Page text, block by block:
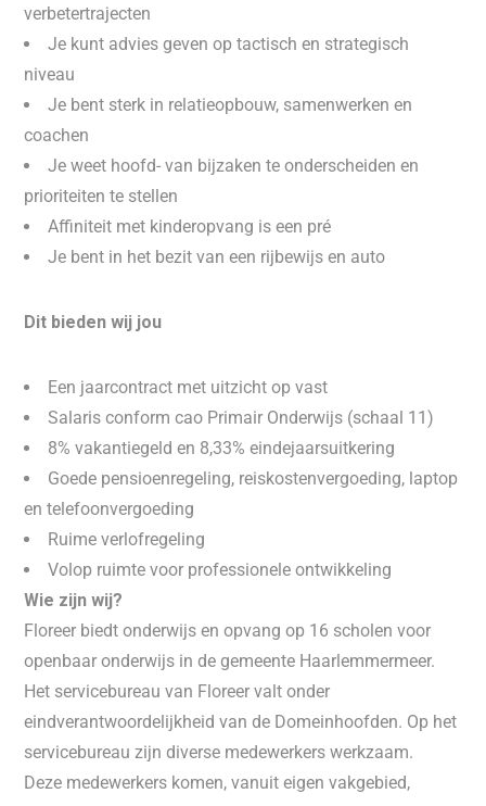
verbetertrajecten
Je kunt advies geven op tactisch en strategisch
niveau
Je bent sterk in relatieopbouw, samenwerken en
coachen
Je weet hoofd- van bijzaken te onderscheiden en
prioriteiten te stellen
Affiniteit met kinderopvang is een pré
Je bent in het bezit van een rijbewijs en auto
Dit bieden wij jou
Een jaarcontract met uitzicht op vast
Salaris conform cao Primair Onderwijs (schaal 11)
8% vakantiegeld en 8,33% eindejaarsuitkering
Goede pensioenregeling, reiskostenvergoeding, laptop
en telefoonvergoeding
Ruime verlofregeling
Volop ruimte voor professionele ontwikkeling
Wie zijn wij?
Floreer biedt onderwijs en opvang op 16 scholen voor
openbaar onderwijs in de gemeente Haarlemmermeer.
Het servicebureau van Floreer valt onder
eindverantwoordelijkheid van de Domeinhoofden. Op het
servicebureau zijn diverse medewerkers werkzaam.
Deze medewerkers komen, vanuit eigen vakgebied,